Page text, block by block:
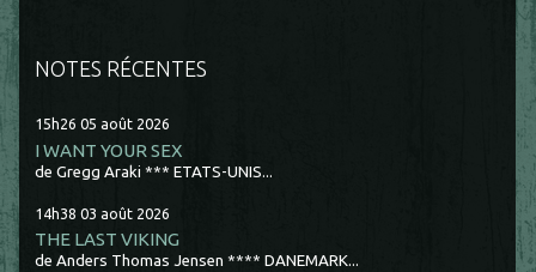
NOTES RÉCENTES
15h26 05 août 2026
I WANT YOUR SEX
de Gregg Araki *** ETATS-UNIS...
14h38 03 août 2026
THE LAST VIKING
de Anders Thomas Jensen **** DANEMARK...